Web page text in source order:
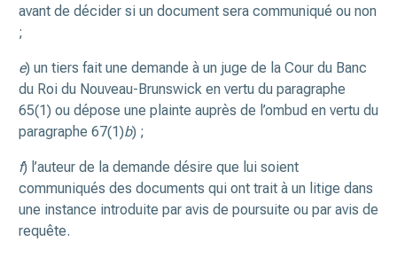
avant de décider si un document sera communiqué ou non
;
e) un tiers fait une demande à un juge de la Cour du Banc
du Roi du Nouveau-Brunswick en vertu du paragraphe
65(1) ou dépose une plainte auprès de l’ombud en vertu du
paragraphe 67(1)b) ;
f) l’auteur de la demande désire que lui soient
communiqués des documents qui ont trait à un litige dans
une instance introduite par avis de poursuite ou par avis de
requête.